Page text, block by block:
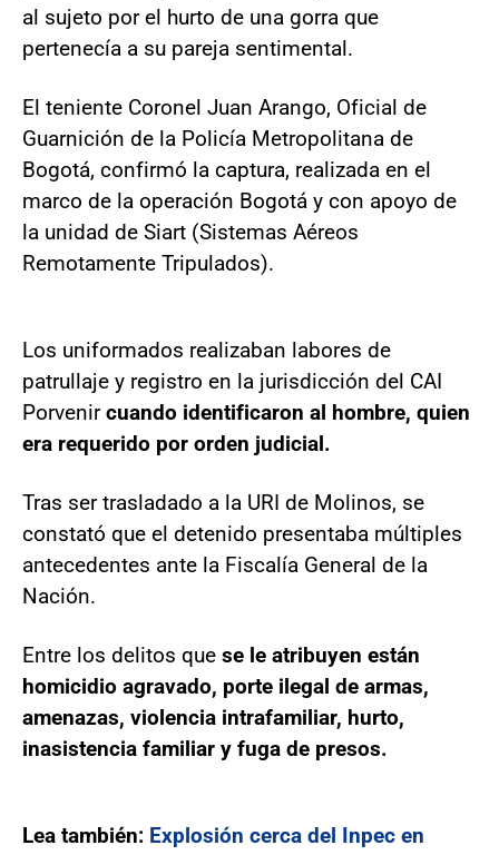
al sujeto por el hurto de una gorra que
pertenecía a su pareja sentimental.
El teniente Coronel Juan Arango, Oficial de
Guarnición de la Policía Metropolitana de
Bogotá, confirmó la captura, realizada en el
marco de la operación Bogotá y con apoyo de
la unidad de Siart (Sistemas Aéreos
Remotamente Tripulados).
Los uniformados realizaban labores de
patrullaje y registro en la jurisdicción del CAI
Porvenircuando identificaron al hombre, quien
era requerido por orden judicial.
Tras ser trasladado a la URI de Molinos, se
constató que el detenido presentaba múltiples
antecedentes ante la Fiscalía General de la
Nación.
Entre los delitos que se le atribuyen están
homicidio agravado, porte ilegal de armas,
amenazas, violencia intrafamiliar, hurto,
inasistencia familiar y fuga de presos.
Lea también: Explosión cerca del Inpec en